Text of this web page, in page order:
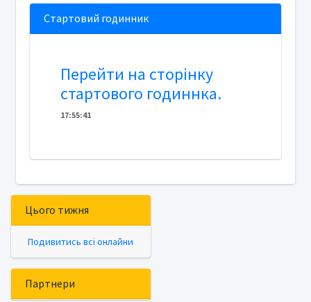
Стартовий годинник
Перейти на сторінку
стартового годиннка.
17:55:41
Цього тижня
Подивитись всі онлайни
Партнери